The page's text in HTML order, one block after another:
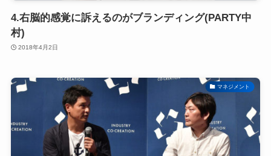
4.右脳的感覚に訴えるのがブランディング(PARTY中
村)
2018年4月2日
マネジメント